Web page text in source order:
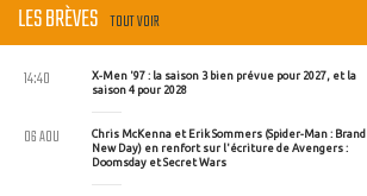
LES BRÈVES TOUT VOIR
X-Men '97 : la saison 3 bien prévue pour 2027, et la
saison 4 pour 2028
14:40
Chris McKenna et Erik Sommers (Spider-Man : Brand
New Day) en renfort sur l'écriture de Avengers :
Doomsday et Secret Wars
06 AOU